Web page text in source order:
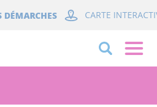
DÉMARCHES CARTE